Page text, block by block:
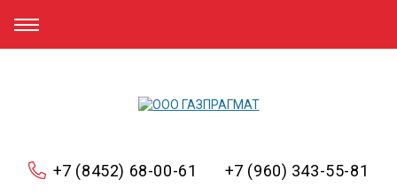
+7 (8452) 68-00-61 +7 (960) 343-55-81